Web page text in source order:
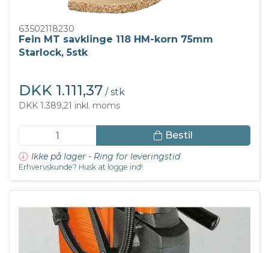
63502118230
Fein MT savklinge 118 HM-korn 75mm
Starlock, 5stk
DKK 1.111,37 / stk
DKK 1.389,21 inkl. moms
Bestil
Ikke på lager - Ring for leveringstid
Erhvervskunde? Husk at logge ind!